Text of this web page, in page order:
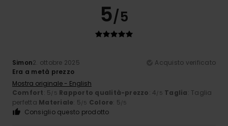
5/5
Simon2. ottobre 2025
Acquisto verificato
Era a metà prezzo
Mostra originale - English
Comfort: 5/5 Rapporto qualità-prezzo: 4/5 Taglia: Taglia
perfetta Materiale: 5/5 Colore: 5/5
Consiglio questo prodotto